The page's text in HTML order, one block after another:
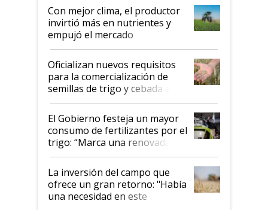
Con mejor clima, el productor
invirtió más en nutrientes y
empujó el mercado
Oficializan nuevos requisitos
para la comercialización de
semillas de trigo y cebada a
granel
El Gobierno festeja un mayor
consumo de fertilizantes por el
trigo: “Marca una renovada
confianza de los productores”
La inversión del campo que
ofrece un gran retorno: "Había
una necesidad en este